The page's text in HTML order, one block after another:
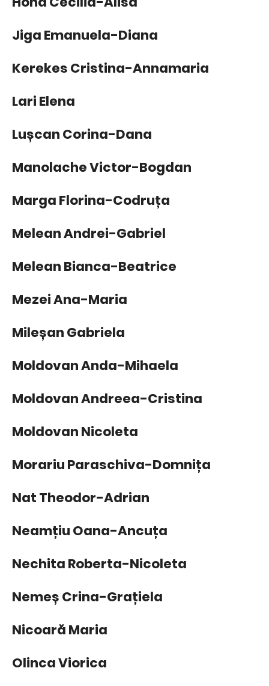
Jiga Emanuela-Diana
Kerekes Cristina-Annamaria
Lari Elena
Lușcan Corina-Dana
Manolache Victor-Bogdan
Marga Florina-Codruța
Melean Andrei-Gabriel
Melean Bianca-Beatrice
Mezei Ana-Maria
Mileșan Gabriela
Moldovan Anda-Mihaela
Moldovan Andreea-Cristina
Moldovan Nicoleta
Morariu Paraschiva-Domnița
Nat Theodor-Adrian
Neamțiu Oana-Ancuța
Nechita Roberta-Nicoleta
Nemeș Crina-Grațiela
Nicoară Maria
Olinca Viorica